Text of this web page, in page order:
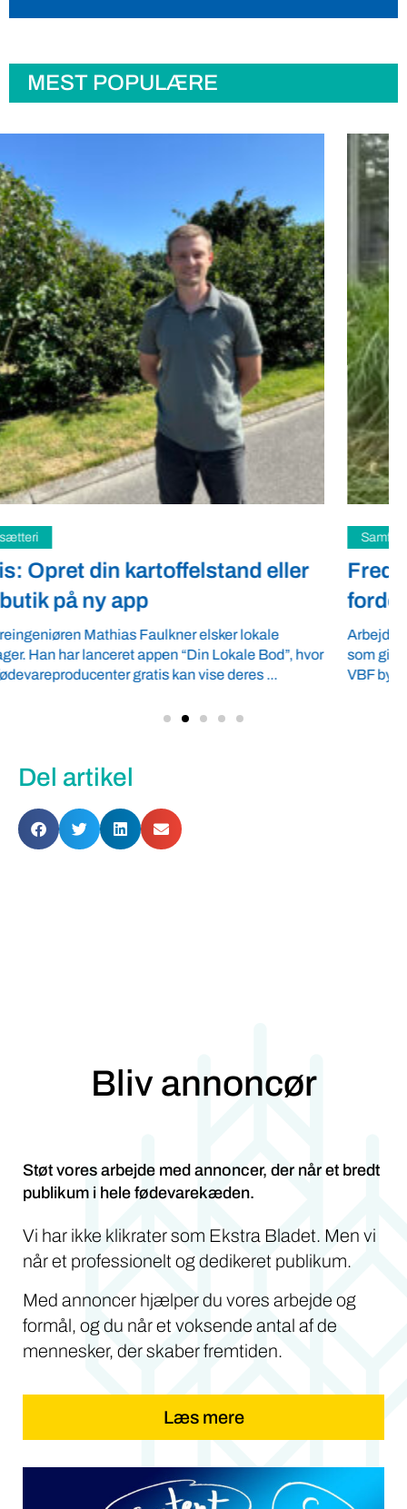
MEST POPULÆRE
Samfund
Fredspligt giver landmænd strategisk
fordel
Arbejdsgiverforeningen GLS-A tilbyder ordnede forhold,
som giver ro i maven til landmænd – også i usikre tider.
VBF byder velkommen ...
Del artikel
Bliv annoncør
Støt vores arbejde med annoncer, der når et bredt
publikum i hele fødevarekæden.
Vi har ikke klikrater som Ekstra Bladet. Men vi
når et professionelt og dedikeret publikum.
Med annoncer hjælper du vores arbejde og
formål, og du når et voksende antal af de
mennesker, der skaber fremtiden.
Læs mere